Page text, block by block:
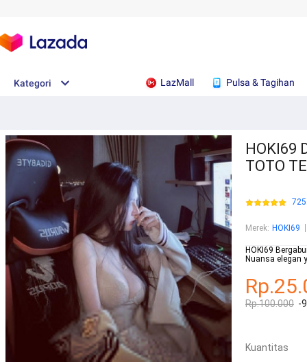
Kategori LazMall Pulsa & Tagihan
HOKI69
TOTO
Merek: HOKI69
HOKI69
Nuansa elegan
Rp.100.000 -
Kuantitas